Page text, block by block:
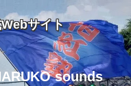
サイト
sounds